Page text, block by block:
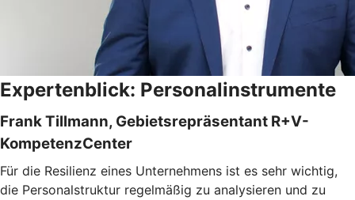
Expertenblick: Personalinstrumente
Frank Tillmann, Gebietsrepräsentant R+V-
KompetenzCenter
Für die Resilienz eines Unternehmens ist es sehr wichtig,
die Personalstruktur regelmäßig zu analysieren und zu